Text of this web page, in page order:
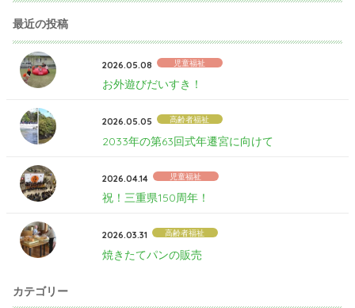
最近の投稿
2026.05.08 児童福祉
お外遊びだいすき！
2026.05.05 高齢者福祉
2033年の第63回式年遷宮に向けて
2026.04.14 児童福祉
祝！三重県150周年！
2026.03.31 高齢者福祉
焼きたてパンの販売
カテゴリー